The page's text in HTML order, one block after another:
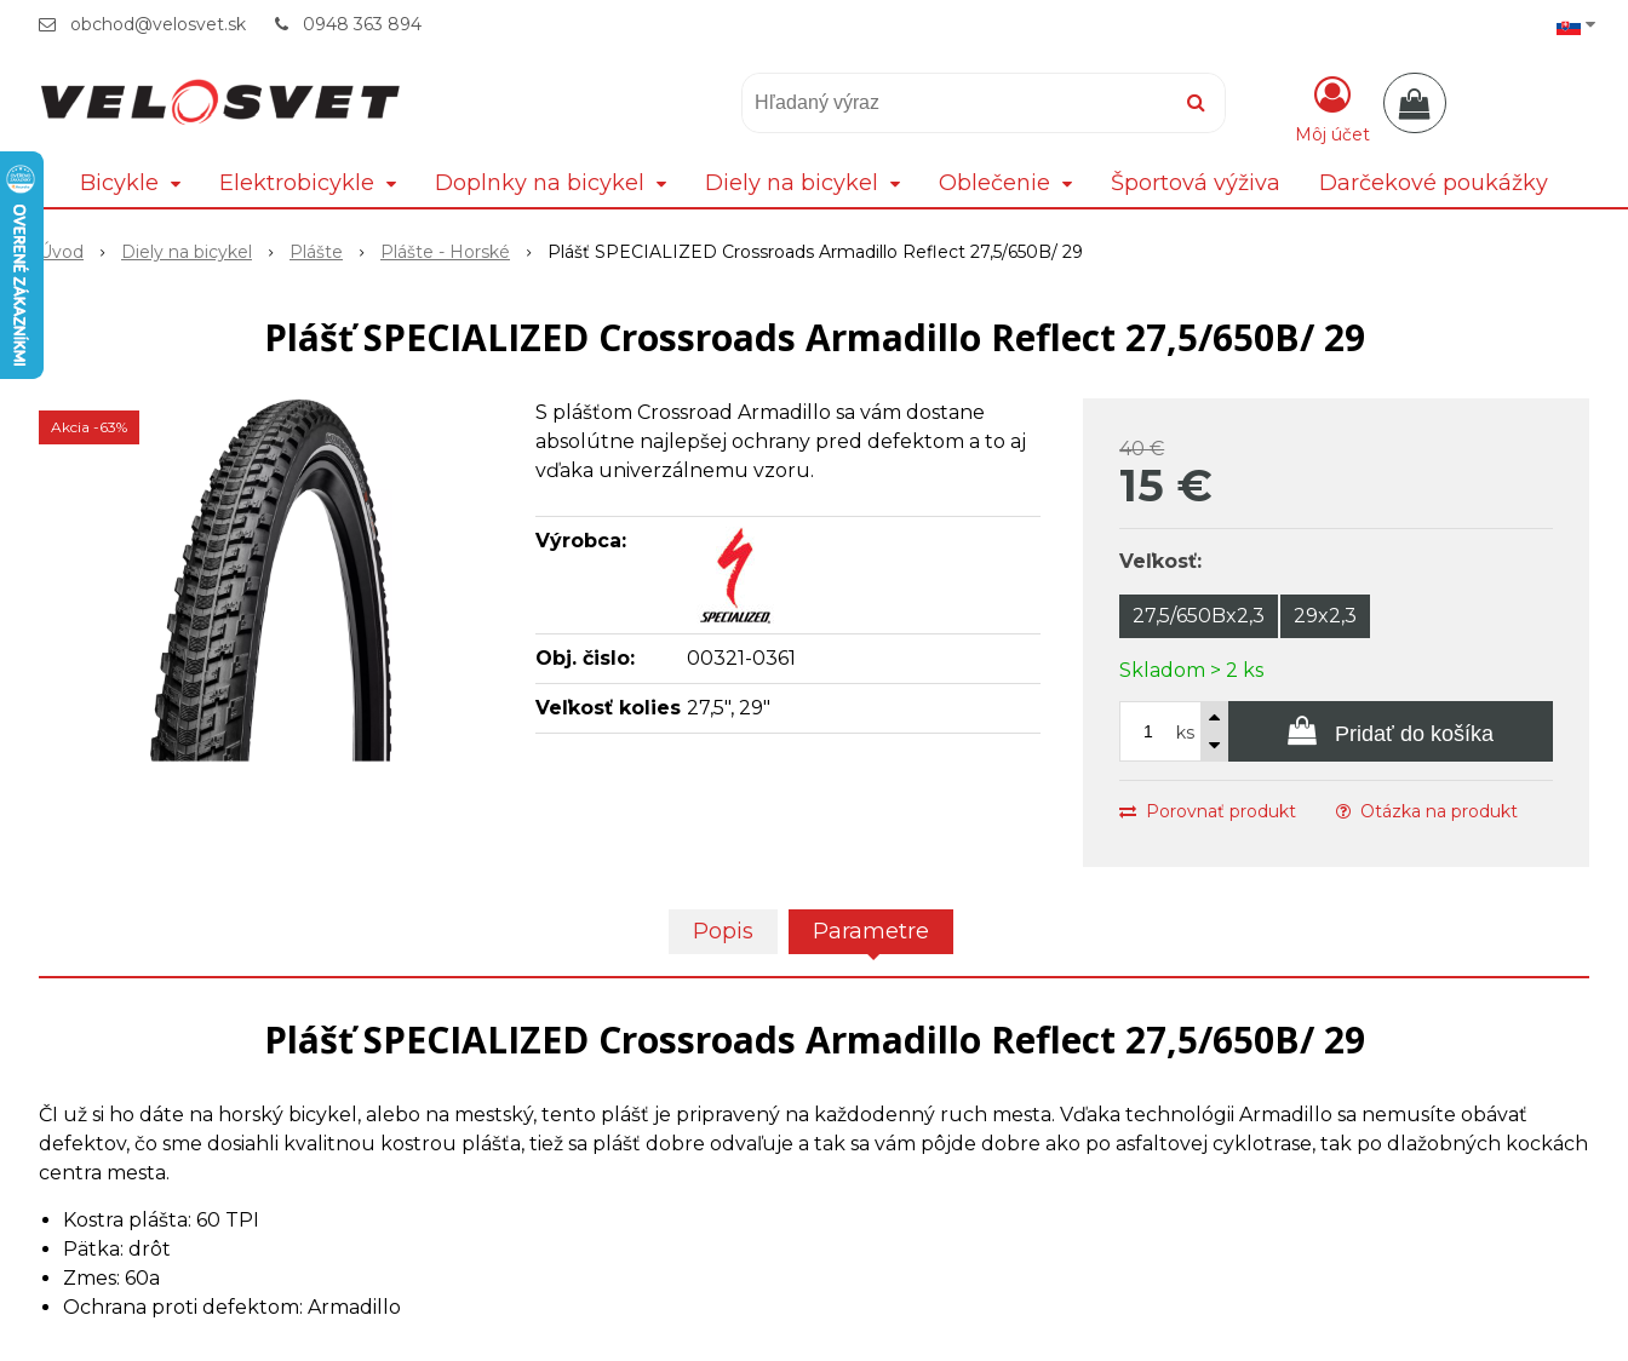
obchod@velosvet.sk 0948 363 894
Môj účet
Bicykle Elektrobicykle Doplnky na bicykel Diely na bicykel Oblečenie Športová výživa Darčekové poukážky
Úvod Diely na bicykel Plášte Plášte - Horské Plášť SPECIALIZED Crossroads Armadillo Reflect 27,5/650B/ 29
Plášť SPECIALIZED Crossroads Armadillo Reflect 27,5/650B/ 29
Akcia -63%
40 €
15 €
Veľkosť:
27,5/650Bx2,3 29x2,3
Skladom > 2 ks
ks Pridať do košíka
Porovnať produkt Otázka na produkt
S plášťom Crossroad Armadillo sa vám dostane
absolútne najlepšej ochrany pred defektom a to aj
vďaka univerzálnemu vzoru.
Výrobca:
Obj. čislo: 00321-0361
Veľkosť kolies 27,5", 29"
Popis Parametre
Plášť SPECIALIZED Crossroads Armadillo Reflect 27,5/650B/ 29
ČI už si ho dáte na horský bicykel, alebo na mestský, tento plášť je pripravený na každodenný ruch mesta. Vďaka technológii Armadillo sa nemusíte obávať
defektov, čo sme dosiahli kvalitnou kostrou plášťa, tiež sa plášť dobre odvaľuje a tak sa vám pôjde dobre ako po asfaltovej cyklotrase, tak po dlažobných kockách
centra mesta.
Kostra plášta: 60 TPI
Pätka: drôt
Zmes: 60a
Ochrana proti defektom: Armadillo